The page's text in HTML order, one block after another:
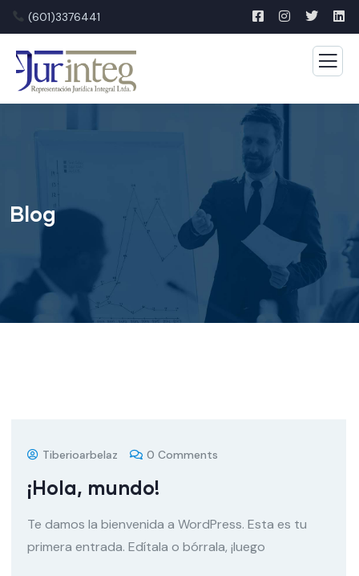
(601)3376441
Blog
Tiberioarbelaz 0 Comments
¡Hola, mundo!
Te damos la bienvenida a WordPress. Esta es tu
primera entrada. Edítala o bórrala, ¡luego